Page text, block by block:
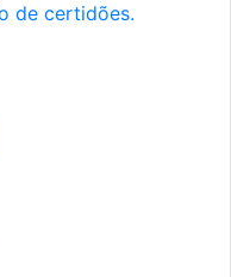
de certidões.